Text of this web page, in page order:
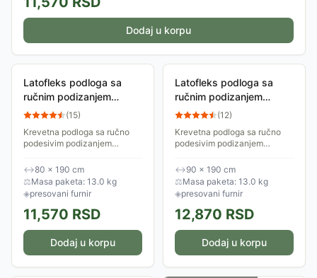
Dodaj u korpu
Latofleks podloga sa
ručnim podizanjem
uzglavlja DuoForte.T
(15)
Krevetna podloga sa ručno
podesivim podizanjem
može se podići uzglavlje
pomoću posebne vrste okova
- makaza u 10-ak...
↔80 × 190 cm
⚖Masa paketa: 13.0 kg
◈presovani furnir
11,570 RSD
Dodaj u korpu
Latofleks podloga sa
ručnim podizanjem
uzglavlja DuoForte.T
(12)
Krevetna podloga sa ručno
podesivim podizanjem
može se podići uzglavlje
pomoću posebne vrste okova
- makaza u 10-ak...
↔90 × 190 cm
⚖Masa paketa: 13.0 kg
◈presovani furnir
12,870 RSD
Dodaj u korpu